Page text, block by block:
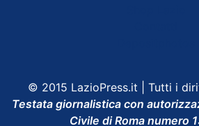
© 2015 LazioPress.it | Tutti i
Testata giornalistica con
Civile di Roma numero